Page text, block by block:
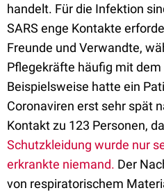
handelt. Für die Infektion
SARS enge Kontakte
Freunde und Verwandte,
Pflegekräfte häufig mit
Beispielsweise hatte ein
Coronaviren erst sehr spät
Kontakt zu 123 Personen,
Schutzkleidung wurde nur
erkrankte niemand. Der
von respiratorischem